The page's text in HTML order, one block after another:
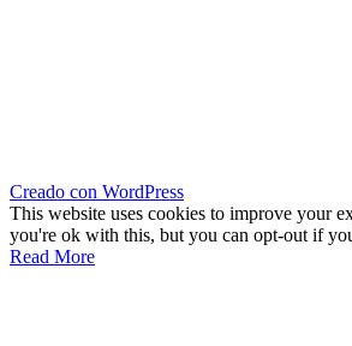
Creado con WordPress
This website uses cookies to improve your
you're ok with this, but you can opt-out if
Read More